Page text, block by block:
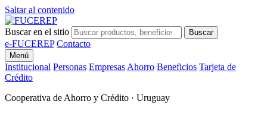
Saltar al contenido
Buscar en el sitio Buscar
e-FUCEREP Contacto
Menú
Institucional Personas Empresas Ahorro Beneficios Tarjeta de
Crédito
Cooperativa de Ahorro y Crédito · Uruguay